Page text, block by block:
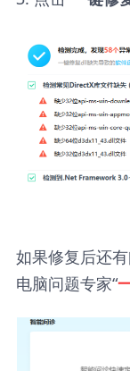
如果修复后还
电脑问题专家“